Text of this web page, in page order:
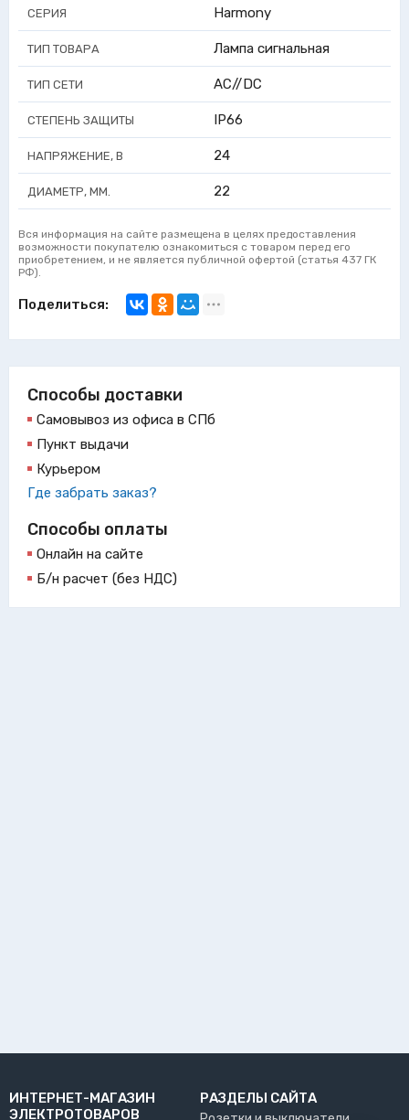
СЕРИЯ Harmony
ТИП ТОВАРА Лампа сигнальная
ТИП СЕТИ AC//DC
СТЕПЕНЬ ЗАЩИТЫ IP66
НАПРЯЖЕНИЕ, В 24
ДИАМЕТР, ММ. 22
Вся информация на сайте размещена в целях предоставления
возможности покупателю ознакомиться с товаром перед его
приобретением, и не является публичной офертой (статья 437 ГК
РФ).
Поделиться:
Способы доставки
Самовывоз из офиса в СПб
Пункт выдачи
Курьером
Где забрать заказ?
Способы оплаты
Онлайн на сайте
Б/н расчет (без НДС)
ИНТЕРНЕТ-МАГАЗИН
ЭЛЕКТРОТОВАРОВ
РАЗДЕЛЫ САЙТА